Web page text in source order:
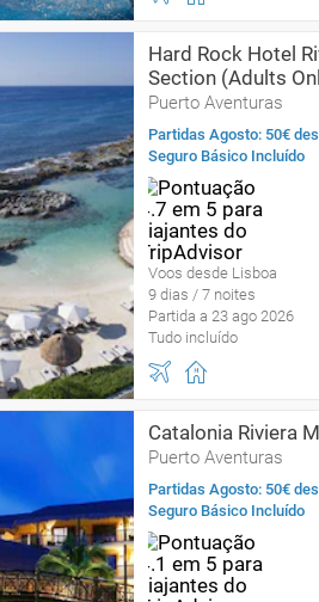
Hard Rock Hotel
Section (Adults
Puerto Aventuras
Partidas Agosto: 50€
Seguro Básico Incluído
Voos desde Lisboa
9 dias / 7 noites
Partida a 23 ago 2026
Tudo incluído
Catalonia Riviera
Puerto Aventuras
Partidas Agosto: 50€
Seguro Básico Incluído